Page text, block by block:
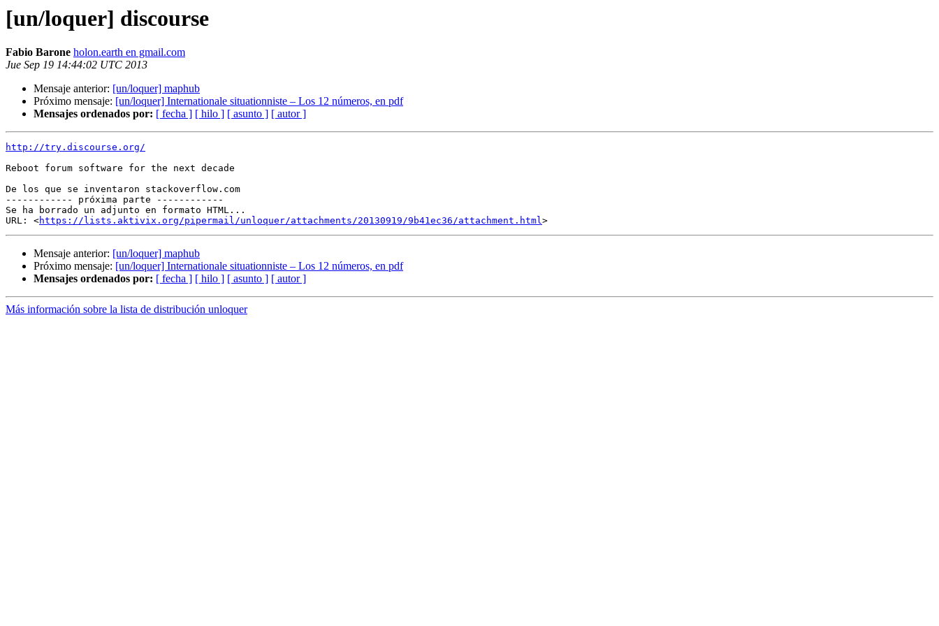
[un/loquer] discourse
Fabio Barone holon.earth en gmail.com
Jue Sep 19 14:44:02 UTC 2013
Mensaje anterior: [un/loquer] maphub
Próximo mensaje: [un/loquer] Internationale situationniste – Los 12 números, en pdf
Mensajes ordenados por: [ fecha ] [ hilo ] [ asunto ] [ autor ]
http://try.discourse.org/
Reboot forum software for the next decade
De los que se inventaron stackoverflow.com
------------ próxima parte ------------
Se ha borrado un adjunto en formato HTML...
URL: <https://lists.aktivix.org/pipermail/unloquer/attachments/20130919/9b41ec36/attachment.html
Mensaje anterior: [un/loquer] maphub
Próximo mensaje: [un/loquer] Internationale situationniste – Los 12 números, en pdf
Mensajes ordenados por: [ fecha ] [ hilo ] [ asunto ] [ autor ]
Más información sobre la lista de distribución unloquer